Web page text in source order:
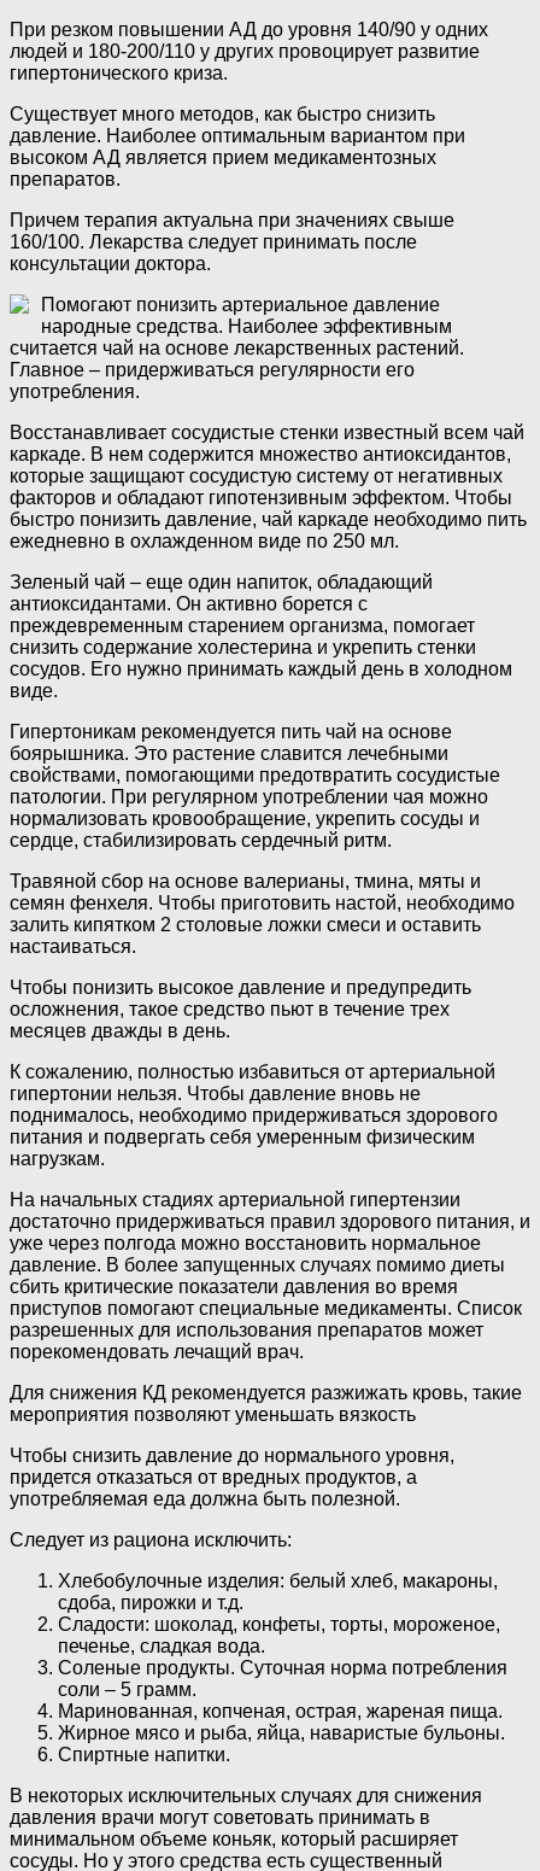
При резком повышении АД до уровня 140/90 у одних
людей и 180-200/110 у других провоцирует развитие
гипертонического криза.
Существует много методов, как быстро снизить
давление. Наиболее оптимальным вариантом при
высоком АД является прием медикаментозных
препаратов.
Причем терапия актуальна при значениях свыше
160/100. Лекарства следует принимать после
консультации доктора.
Помогают понизить артериальное давление
народные средства. Наиболее эффективным
считается чай на основе лекарственных растений.
Главное – придерживаться регулярности его
употребления.
Восстанавливает сосудистые стенки известный всем чай
каркаде. В нем содержится множество антиоксидантов,
которые защищают сосудистую систему от негативных
факторов и обладают гипотензивным эффектом. Чтобы
быстро понизить давление, чай каркаде необходимо пить
ежедневно в охлажденном виде по 250 мл.
Зеленый чай – еще один напиток, обладающий
антиоксидантами. Он активно борется с
преждевременным старением организма, помогает
снизить содержание холестерина и укрепить стенки
сосудов. Его нужно принимать каждый день в холодном
виде.
Гипертоникам рекомендуется пить чай на основе
боярышника. Это растение славится лечебными
свойствами, помогающими предотвратить сосудистые
патологии. При регулярном употреблении чая можно
нормализовать кровообращение, укрепить сосуды и
сердце, стабилизировать сердечный ритм.
Травяной сбор на основе валерианы, тмина, мяты и
семян фенхеля. Чтобы приготовить настой, необходимо
залить кипятком 2 столовые ложки смеси и оставить
настаиваться.
Чтобы понизить высокое давление и предупредить
осложнения, такое средство пьют в течение трех
месяцев дважды в день.
К сожалению, полностью избавиться от артериальной
гипертонии нельзя. Чтобы давление вновь не
поднималось, необходимо придерживаться здорового
питания и подвергать себя умеренным физическим
нагрузкам.
На начальных стадиях артериальной гипертензии
достаточно придерживаться правил здорового питания, и
уже через полгода можно восстановить нормальное
давление. В более запущенных случаях помимо диеты
сбить критические показатели давления во время
приступов помогают специальные медикаменты. Список
разрешенных для использования препаратов может
порекомендовать лечащий врач.
Для снижения КД рекомендуется разжижать кровь, такие
мероприятия позволяют уменьшать вязкость
Чтобы снизить давление до нормального уровня,
придется отказаться от вредных продуктов, а
употребляемая еда должна быть полезной.
Следует из рациона исключить:
Хлебобулочные изделия: белый хлеб, макароны,
сдоба, пирожки и т.д.
Сладости: шоколад, конфеты, торты, мороженое,
печенье, сладкая вода.
Соленые продукты. Суточная норма потребления
соли – 5 грамм.
Маринованная, копченая, острая, жареная пища.
Жирное мясо и рыба, яйца, наваристые бульоны.
Спиртные напитки.
В некоторых исключительных случаях для снижения
давления врачи могут советовать принимать в
минимальном объеме коньяк, который расширяет
сосуды. Но у этого средства есть существенный